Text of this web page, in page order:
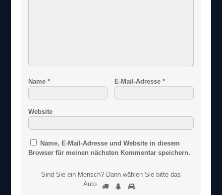
Name* E-Mail-Adresse *
Website
Name, E-Mail-Adresse und Website in diesem
Browser für meinen nächsten Kommentar speichern.
Sind Sie ein Mensch? Dann wählen Sie bitte das
Auto.